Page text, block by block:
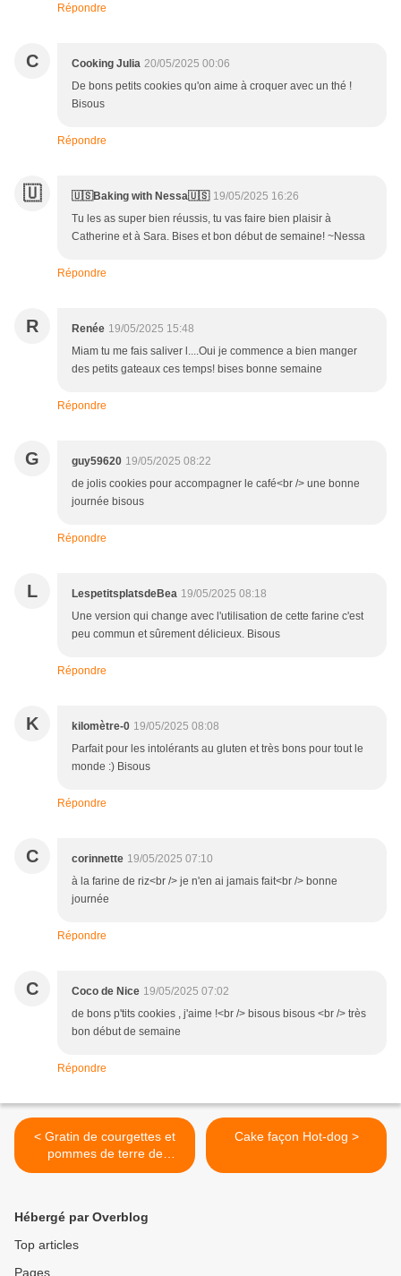
Répondre
C Cooking Julia 20/05/2025 00:06
De bons petits cookies qu'on aime à croquer avec un thé !
Bisous
Répondre
🇺 🇺🇸Baking with Nessa🇺🇸 19/05/2025 16:26
Tu les as super bien réussis, tu vas faire bien plaisir à
Catherine et à Sara. Bises et bon début de semaine! ~Nessa
Répondre
R Renée 19/05/2025 15:48
Miam tu me fais saliver l....Oui je commence a bien manger
des petits gateaux ces temps! bises bonne semaine
Répondre
G guy59620 19/05/2025 08:22
de jolis cookies pour accompagner le café<br /> une bonne
journée bisous
Répondre
L LespetitsplatsdeBea 19/05/2025 08:18
Une version qui change avec l'utilisation de cette farine c'est
peu commun et sûrement délicieux. Bisous
Répondre
K kilomètre-0 19/05/2025 08:08
Parfait pour les intolérants au gluten et très bons pour tout le
monde :) Bisous
Répondre
C corinnette 19/05/2025 07:10
à la farine de riz<br /> je n'en ai jamais fait<br /> bonne
journée
Répondre
C Coco de Nice 19/05/2025 07:02
de bons p'tits cookies , j'aime !<br /> bisous bisous <br /> très
bon début de semaine
Répondre
< Gratin de courgettes et
pommes de terre de
Michelle
Cake façon Hot-dog >
Hébergé par Overblog
Top articles
Pages